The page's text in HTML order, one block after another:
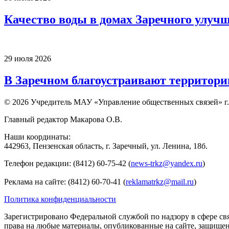
Качество воды в домах Заречного
29 июля 2026
В Заречном благоустраивают
© 2026 Учредитель МАУ «Управление общественных связей»
Главный редактор Макарова О.В.
Наши координаты:
442963, Пензенская область, г. Заречный, ул. Ленина, 18б.
Телефон редакции: (8412) 60-75-42 (news-trkz@yandex.ru)
Реклама на сайте: (8412) 60-70-41 (reklamatrkz@mail.ru)
Политика конфиденциальности
Зарегистрировано Федеральной службой по надзору в сфере
права на любые материалы, опубликованные на сайте,